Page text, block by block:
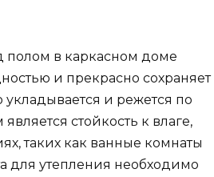
в каркасном доме
и прекрасно сохраняет
и режется по
стойкость к влаге,
таких как ванные комнаты
для утепления необходимо